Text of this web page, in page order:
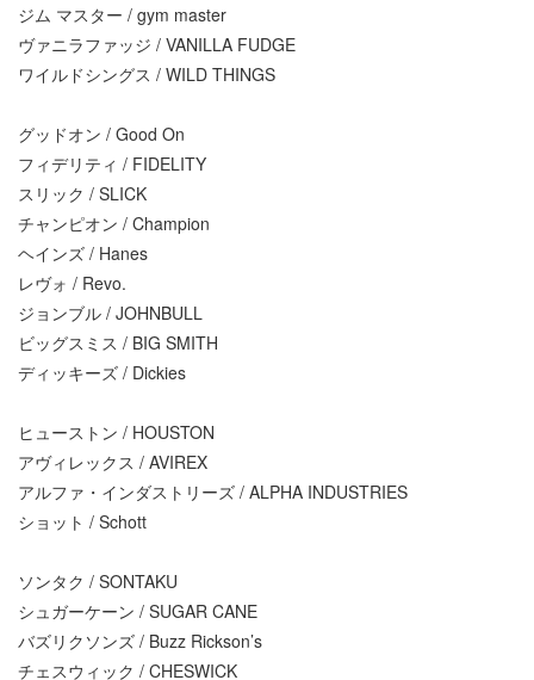
ジム マスター / gym master
ヴァニラファッジ / VANILLA FUDGE
ワイルドシングス / WILD THINGS
グッドオン / Good On
フィデリティ / FIDELITY
スリック / SLICK
チャンピオン / Champion
ヘインズ / Hanes
レヴォ / Revo.
ジョンブル / JOHNBULL
ビッグスミス / BIG SMITH
ディッキーズ / Dickies
ヒューストン / HOUSTON
アヴィレックス / AVIREX
アルファ・インダストリーズ / ALPHA INDUSTRIES
ショット / Schott
ソンタク / SONTAKU
シュガーケーン / SUGAR CANE
バズリクソンズ / Buzz Rickson’s
チェスウィック / CHESWICK